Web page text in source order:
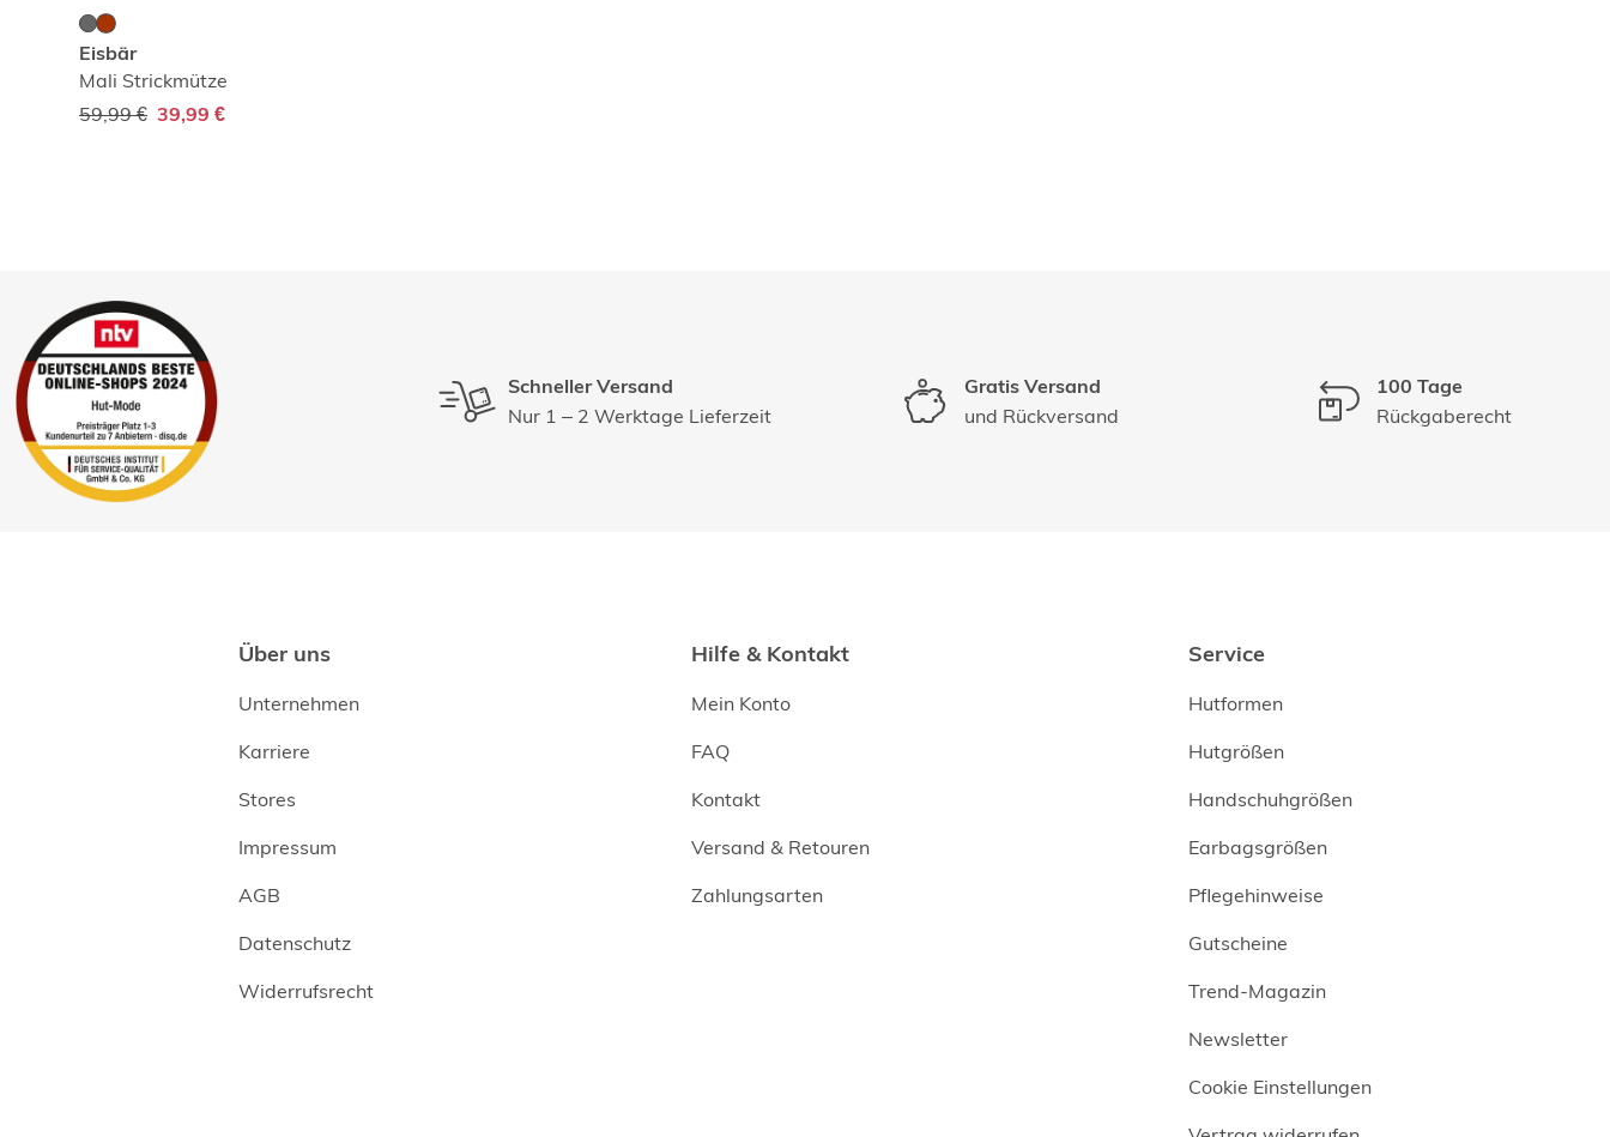
Eisbär
Mali Strickmütze
59,99 € 39,99 €
Schneller Versand
Nur 1 – 2 Werktage Lieferzeit
Gratis Versand
und Rückversand
100 Tage
Rückgaberecht
Über uns
Unternehmen
Karriere
Stores
Impressum
AGB
Datenschutz
Widerrufsrecht
Hilfe & Kontakt
Mein Konto
FAQ
Kontakt
Versand & Retouren
Zahlungsarten
Service
Hutformen
Hutgrößen
Handschuhgrößen
Earbagsgrößen
Pflegehinweise
Gutscheine
Trend-Magazin
Newsletter
Cookie Einstellungen